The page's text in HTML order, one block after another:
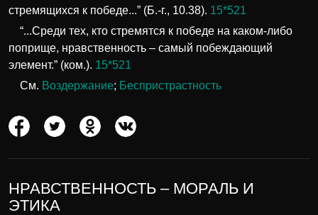
стремящихся к победе...” (Б.-г., 10.38). 15*521
“...Среди тех, кто стремятся к победе на каком-либо
поприще, нравственность – самый побеждающий
элемент.” (ком.). 15*521
См. Воздержание; Беспристрастность
НРАВСТВЕННОСТЬ – МОРАЛЬ И
ЭТИКА